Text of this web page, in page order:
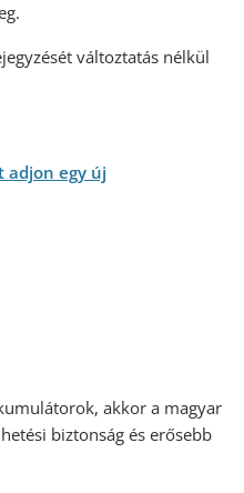
változtatás nélkül
adjon egy új
akkor a magyar
biztonság és erősebb